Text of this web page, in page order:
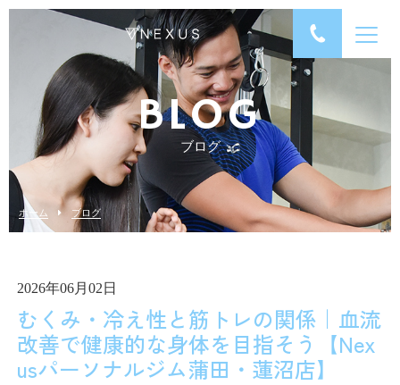
BLOG
ブログ
ホーム ブログ
2026年06月02日
むくみ・冷え性と筋トレの関係｜血流
改善で健康的な身体を目指そう【Nex
usパーソナルジム蒲田・蓮沼店】